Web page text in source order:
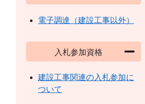
電子調達（建設工事以外）
入札参加資格
建設工事関連の入札参加に
ついて